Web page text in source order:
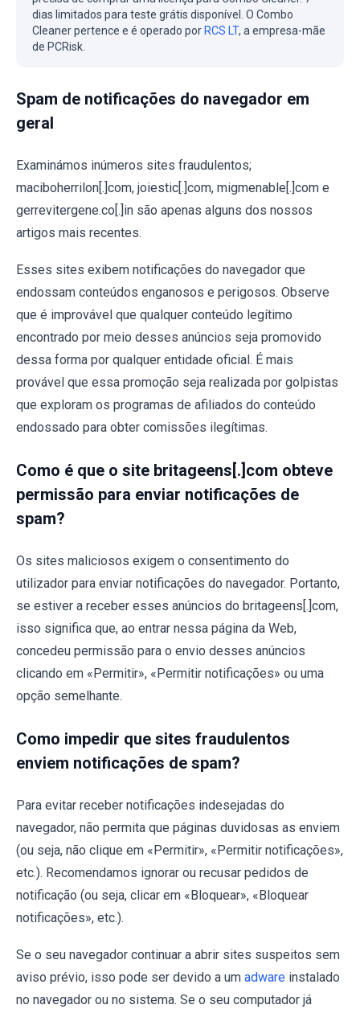
dias limitados para teste grátis disponível. O Combo
Cleaner pertence e é operado por RCS LT, a empresa-mãe
de PCRisk.
Spam de notificações do navegador em
geral
Examinámos inúmeros sites fraudulentos;
maciboherrilon[.]com, joiestic[.]com, migmenable[.]com e
gerrevitergene.co[.]in são apenas alguns dos nossos
artigos mais recentes.
Esses sites exibem notificações do navegador que
endossam conteúdos enganosos e perigosos. Observe
que é improvável que qualquer conteúdo legítimo
encontrado por meio desses anúncios seja promovido
dessa forma por qualquer entidade oficial. É mais
provável que essa promoção seja realizada por golpistas
que exploram os programas de afiliados do conteúdo
endossado para obter comissões ilegítimas.
Como é que o site britageens[.]com obteve
permissão para enviar notificações de
spam?
Os sites maliciosos exigem o consentimento do
utilizador para enviar notificações do navegador. Portanto,
se estiver a receber esses anúncios do britageens[.]com,
isso significa que, ao entrar nessa página da Web,
concedeu permissão para o envio desses anúncios
clicando em «Permitir», «Permitir notificações» ou uma
opção semelhante.
Como impedir que sites fraudulentos
enviem notificações de spam?
Para evitar receber notificações indesejadas do
navegador, não permita que páginas duvidosas as enviem
(ou seja, não clique em «Permitir», «Permitir notificações»,
etc.). Recomendamos ignorar ou recusar pedidos de
notificação (ou seja, clicar em «Bloquear», «Bloquear
notificações», etc.).
Se o seu navegador continuar a abrir sites suspeitos sem
aviso prévio, isso pode ser devido a um adware instalado
no navegador ou no sistema. Se o seu computador já